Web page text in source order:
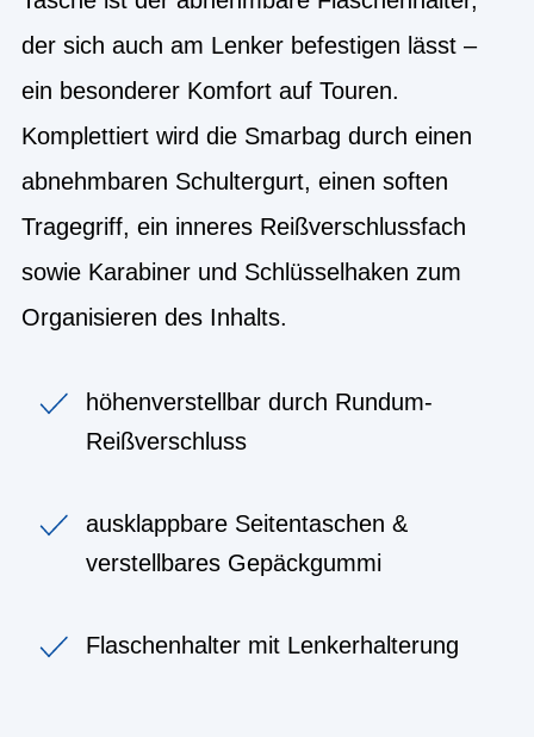
der sich auch am Lenker befestigen lässt –
ein besonderer Komfort auf Touren.
Komplettiert wird die Smarbag durch einen
abnehmbaren Schultergurt, einen soften
Tragegriff, ein inneres Reißverschlussfach
sowie Karabiner und Schlüsselhaken zum
Organisieren des Inhalts.
höhenverstellbar durch Rundum-
Reißverschluss
ausklappbare Seitentaschen &
verstellbares Gepäckgummi
Flaschenhalter mit Lenkerhalterung